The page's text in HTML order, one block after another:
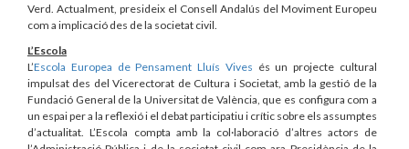
Verd. Actualment, presideix el Consell Andalús del Moviment Europeu
com a implicació des de la societat civil.
L’Escola
L’Escola Europea de Pensament Lluís Vives és un projecte cultural
impulsat des del Vicerectorat de Cultura i Societat, amb la gestió de la
Fundació General de la Universitat de València, que es configura com a
un espai per a la reflexió i el debat participatiu i crític sobre els assumptes
d’actualitat. L’Escola compta amb la col·laboració d’altres actors de